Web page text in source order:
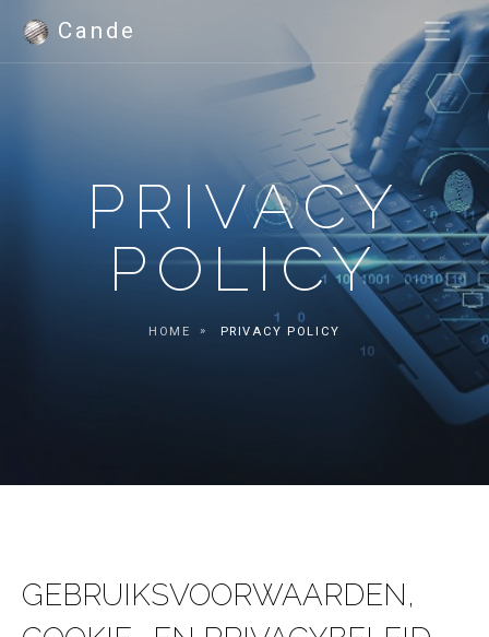
Cande
PRIVACY
POLICY
HOME PRIVACY POLICY
GEBRUIKSVOORWAARDEN,